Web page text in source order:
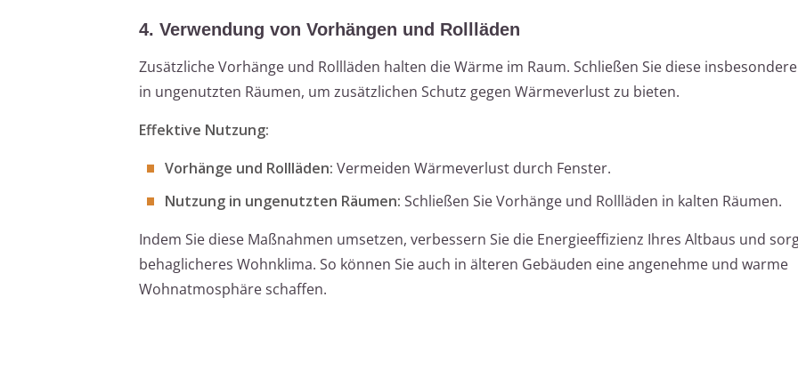
4. Verwendung von Vorhängen und Rollläden
Zusätzliche Vorhänge und Rollläden halten die Wärme im Raum. Schließen Sie diese
in ungenutzten Räumen, um zusätzlichen Schutz gegen Wärmeverlust zu bieten.
Effektive Nutzung:
Vorhänge und Rollläden: Vermeiden Wärmeverlust durch Fenster.
Nutzung in ungenutzten Räumen: Schließen Sie Vorhänge und Rollläden in kalten Räumen.
Indem Sie diese Maßnahmen umsetzen, verbessern Sie die Energieeffizienz Ihres Altbaus und
behaglicheres Wohnklima. So können Sie auch in älteren Gebäuden eine angenehme und warme
Wohnatmosphäre schaffen.